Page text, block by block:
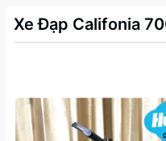
Xe Đạp Califonia